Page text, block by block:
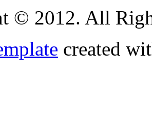
© 2012. All
created